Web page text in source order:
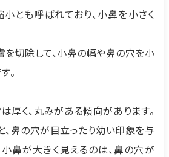
とも呼ばれており、小鼻を小さく
を切除して、小鼻の幅や鼻の穴を小
。
厚く、丸みがある傾向があります。
、鼻の穴が目立ったり幼い印象を与
小鼻が大きく見えるのは、鼻の穴が